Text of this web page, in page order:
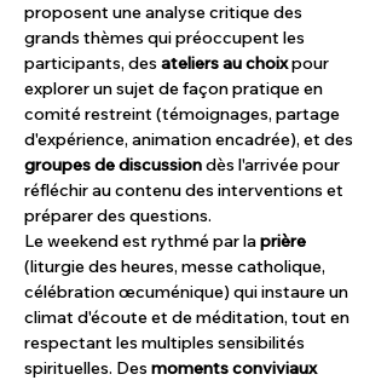
proposent une analyse critique des
grands thèmes qui préoccupent les
participants, des ateliers au choix pour
explorer un sujet de façon pratique en
comité restreint (témoignages, partage
d'expérience, animation encadrée), et des
groupes de discussion dès l'arrivée pour
réfléchir au contenu des interventions et
préparer des questions.
Le weekend est rythmé par la prière
(liturgie des heures, messe catholique,
célébration œcuménique) qui instaure un
climat d'écoute et de méditation, tout en
respectant les multiples sensibilités
spirituelles. Des moments conviviaux